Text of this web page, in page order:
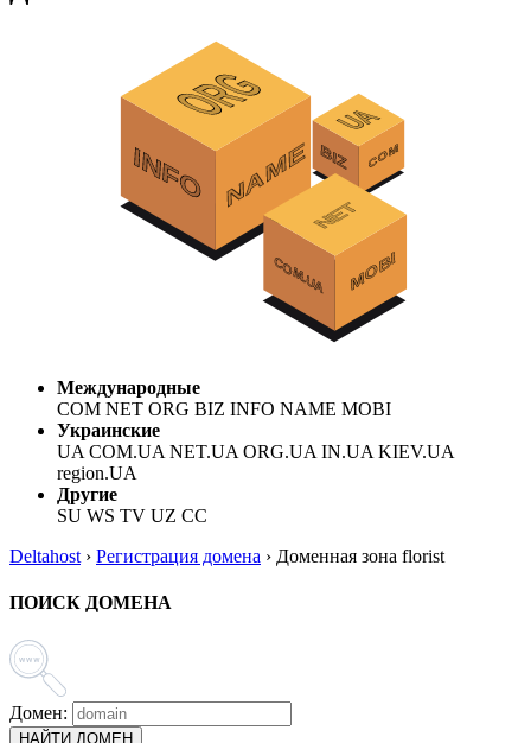
Международные
COM NET ORG BIZ INFO NAME MOBI
Украинские
UA COM.UA NET.UA ORG.UA IN.UA KIEV.UA
region.UA
Другие
SU WS TV UZ CC
Deltahost › Регистрация домена › Доменная зона florist
ПОИСК ДОМЕНА
Домен:
НАЙТИ ДОМЕН